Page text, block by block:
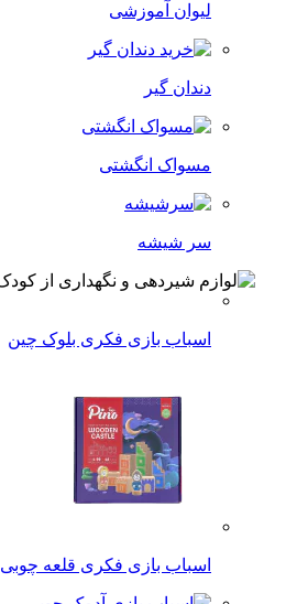
لیوان آموزشی
دندان گیر
مسواک انگشتی
سر شیشه
اسباب بازی فکری بلوک چین
اسباب بازی فکری قلعه چوبی